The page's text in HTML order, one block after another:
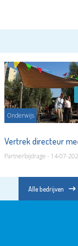
Onderwijs
Vertrek directeur
Partnerbijdrage - 14-07-
Alle bedrijven